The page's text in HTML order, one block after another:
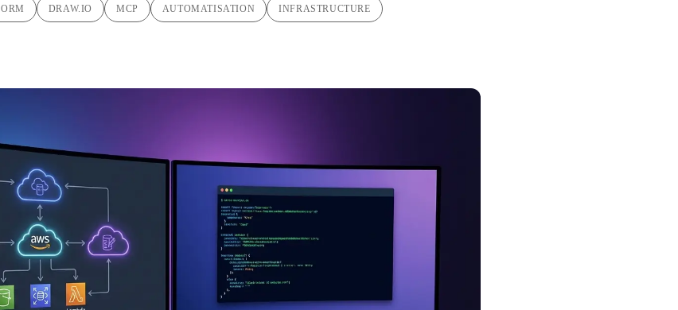
DRAW.IO MCP AUTOMATISATION INFRASTRUCTURE